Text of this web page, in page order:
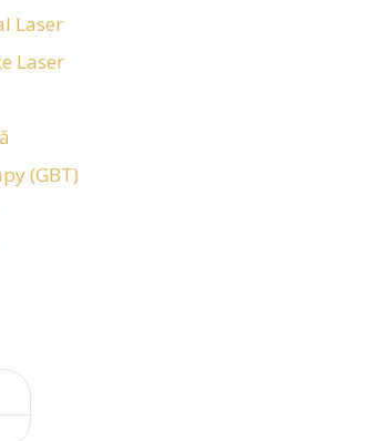
Laser
Laser
(GBT)